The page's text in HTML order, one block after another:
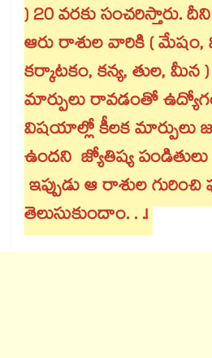
) 20 వరకు సంచరిస్తారు.
ఆరు రాశుల వారికి ( మేషం,
కర్కాటకం, కన్య, తుల, మీన
మార్పులు రావడంతో
విషయాల్లో కీలక మార్పులు
ఉందని జ్యోతిష్య పండితులు
ఇప్పుడు ఆ రాశుల గురించి
తెలుసుకుందాం. . .!